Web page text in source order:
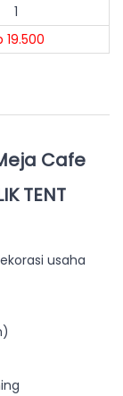
1
19.500
Cafe
TENT
usaha